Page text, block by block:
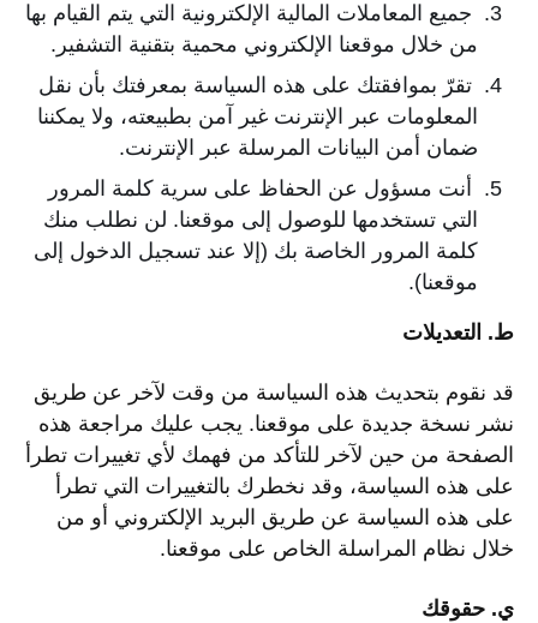
جميع المعاملات المالية الإلكترونية التي يتم القيام بها
من خلال موقعنا الإلكتروني محمية بتقنية التشفير.
تقرّ بموافقتك على هذه السياسة بمعرفتك بأن نقل
المعلومات عبر الإنترنت غير آمن بطبيعته، ولا يمكننا
ضمان أمن البيانات المرسلة عبر الإنترنت.
أنت مسؤول عن الحفاظ على سرية كلمة المرور
التي تستخدمها للوصول إلى موقعنا. لن نطلب منك
كلمة المرور الخاصة بك (إلا عند تسجيل الدخول إلى
موقعنا).
ط. التعديلات
قد نقوم بتحديث هذه السياسة من وقت لآخر عن طريق
نشر نسخة جديدة على موقعنا. يجب عليك مراجعة هذه
الصفحة من حين لآخر للتأكد من فهمك لأي تغييرات تطرأ
على هذه السياسة، وقد نخطرك بالتغييرات التي تطرأ
على هذه السياسة عن طريق البريد الإلكتروني أو من
خلال نظام المراسلة الخاص على موقعنا.
ي. حقوقك